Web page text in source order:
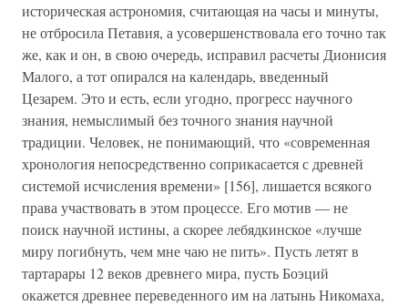
историческая астрономия, считающая на часы и минуты,
не отбросила Петавия, а усовершенствовала его точно так
же, как и он, в свою очередь, исправил расчеты Дионисия
Малого, а тот опирался на календарь, введенный
Цезарем. Это и есть, если угодно, прогресс научного
знания, немыслимый без точного знания научной
традиции. Человек, не понимающий, что «современная
хронология непосредственно соприкасается с древней
системой исчисления времени» [156], лишается всякого
права участвовать в этом процессе. Его мотив — не
поиск научной истины, а скорее лебядкинское «лучше
миру погибнуть, чем мне чаю не пить». Пусть летят в
тартарары 12 веков древнего мира, пусть Боэций
окажется древнее переведенного им на латынь Никомаха,